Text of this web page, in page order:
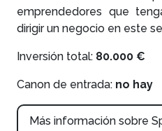
emprendedores que
dirigir un negocio en este
Inversión total: 80.000 €
Canon de entrada: no hay
Más información sobre